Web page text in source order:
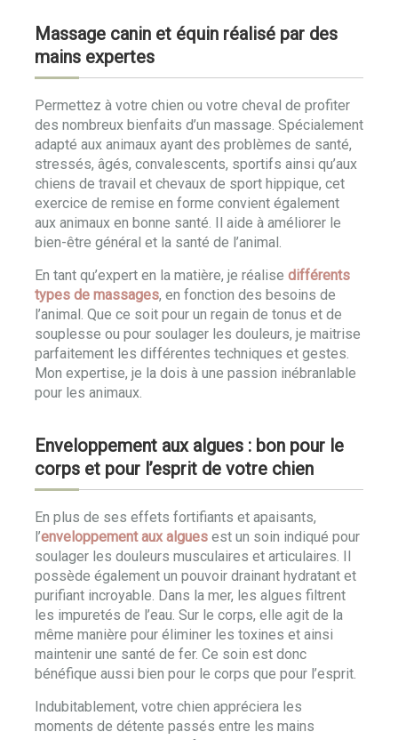
Massage canin et équin réalisé par des
mains expertes
Permettez à votre chien ou votre cheval de profiter
des nombreux bienfaits d’un massage. Spécialement
adapté aux animaux ayant des problèmes de santé,
stressés, âgés, convalescents, sportifs ainsi qu’aux
chiens de travail et chevaux de sport hippique, cet
exercice de remise en forme convient également
aux animaux en bonne santé. Il aide à améliorer le
bien-être général et la santé de l’animal.
En tant qu’expert en la matière, je réalise différents
types de massages, en fonction des besoins de
l’animal. Que ce soit pour un regain de tonus et de
souplesse ou pour soulager les douleurs, je maitrise
parfaitement les différentes techniques et gestes.
Mon expertise, je la dois à une passion inébranlable
pour les animaux.
Enveloppement aux algues : bon pour le
corps et pour l’esprit de votre chien
En plus de ses effets fortifiants et apaisants,
l’enveloppement aux algues est un soin indiqué pour
soulager les douleurs musculaires et articulaires. Il
possède également un pouvoir drainant hydratant et
purifiant incroyable. Dans la mer, les algues filtrent
les impuretés de l’eau. Sur le corps, elle agit de la
même manière pour éliminer les toxines et ainsi
maintenir une santé de fer. Ce soin est donc
bénéfique aussi bien pour le corps que pour l’esprit.
Indubitablement, votre chien appréciera les
moments de détente passés entre les mains